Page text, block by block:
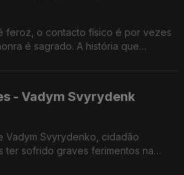
feroz, o contacto físico é por vezes
é sagrado. A história que
- Vadym Svyrydenk
Vadym Svyrydenko, cidadão
ter sofrido graves ferimentos na